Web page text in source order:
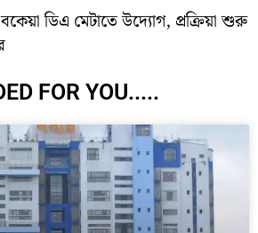
বকেয়া ডিএ মেটাতে উদ্যোগ, প্রক্রিয়া শুরু
FOR YOU.....